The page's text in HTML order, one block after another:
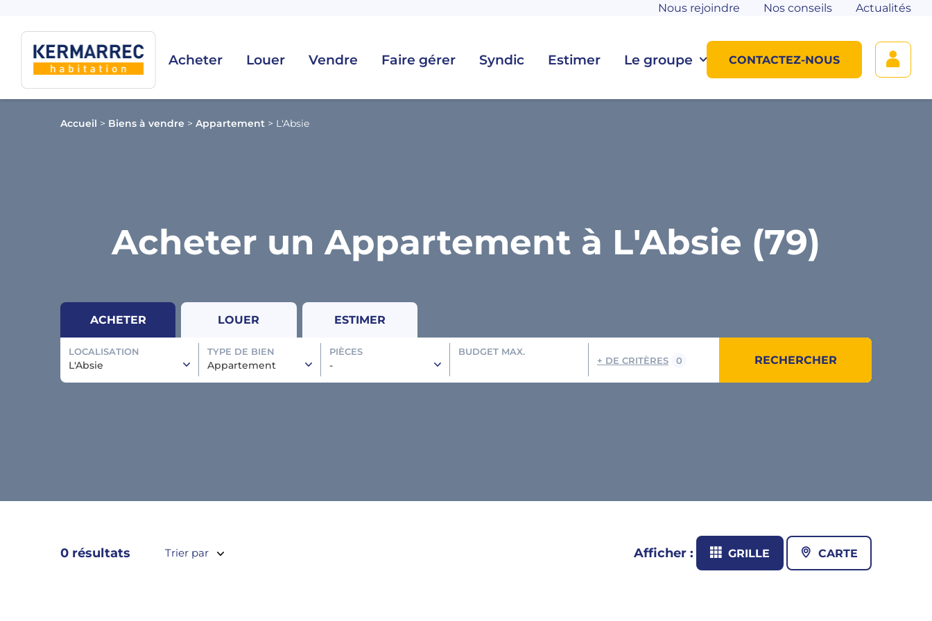
Acheter Louer Vendre Faire gérer Syndic Estimer Le groupe
Nous rejoindre Nos conseils Actualités
CONTACTEZ-NOUS
Accueil > Biens à vendre > Appartement > L'Absie
Acheter un Appartement à L'Absie (79)
ACHETER LOUER ESTIMER
LOCALISATION
L'Absie
TYPE DE BIEN
Appartement
PIÈCES
-
BUDGET MAX.
+ DE CRITÈRES 0 RECHERCHER
0 résultats Trier par Afficher : GRILLE CARTE